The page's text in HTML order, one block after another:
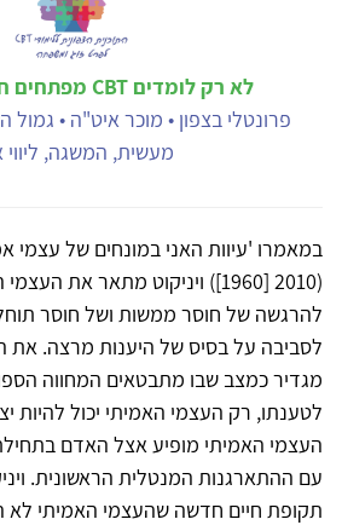
לא רק לומדים CBT מפתחים חשיבה קלינית
פרונטלי בצפון • מוכר איט"ה •
מעשית, המשגה, ליווי
במאמרו 'עיוות האני במונחים של עצמי
(2010 [1960]) ויניקוט מתאר את
להרגשה של חוסר ממשות ושל חוסר
לסביבה על בסיס של היענות מרצה. את
מגדיר כמצב שבו מתבטאים המחווה
לטענתו, רק העצמי האמיתי יכול להיות
העצמי האמיתי מופיע אצל האדם בתחילת
עם ההתארגנות המנטלית הראשונית.
תקופת חיים חדשה שהעצמי האמיתי לא